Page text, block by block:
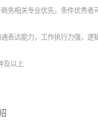
务相关专业优先，条件优秀者
表达能力，工作执行力强，逻
及以上